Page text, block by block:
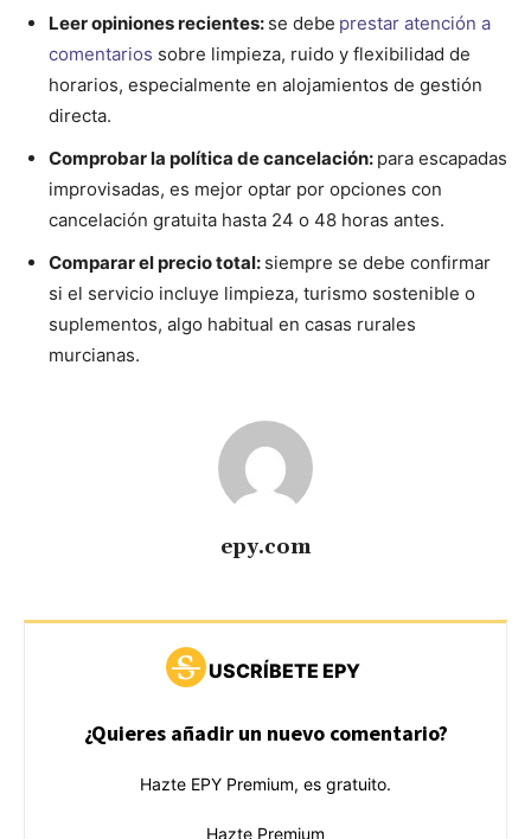
Leer opiniones recientes: se debe prestar atención a
comentarios sobre limpieza, ruido y flexibilidad de
horarios, especialmente en alojamientos de gestión
directa.
Comprobar la política de cancelación: para escapadas
improvisadas, es mejor optar por opciones con
cancelación gratuita hasta 24 o 48 horas antes.
Comparar el precio total: siempre se debe confirmar
si el servicio incluye limpieza, turismo sostenible o
suplementos, algo habitual en casas rurales
murcianas.
epy.com
USCRÍBETE EPY
¿Quieres añadir un nuevo comentario?
Hazte EPY Premium, es gratuito.
Hazte Premium